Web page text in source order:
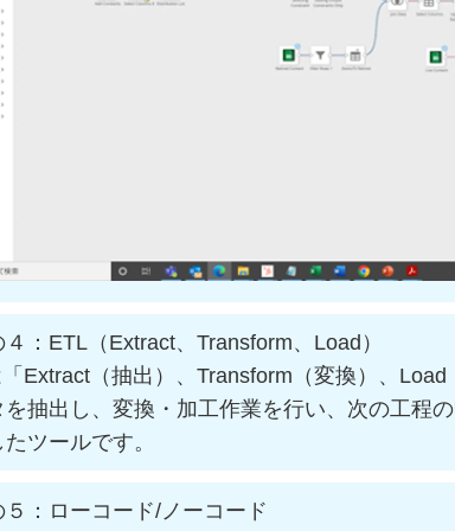
：ETL（Extract、Transform、Load）
Extract（抽出）、Transform（変換）、
を抽出し、変換・加工作業を行い、次の工程
ツールです。
５：ローコード/ノーコード